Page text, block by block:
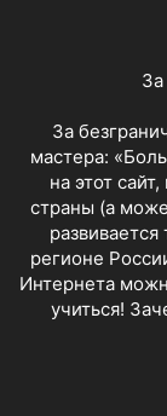
За
мастера:
на этот
страны (а
регионе
Интернета
учиться!